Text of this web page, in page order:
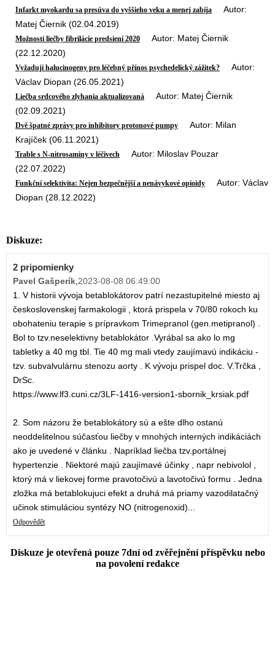
Infarkt myokardu sa presúva do vyššieho veku a menej zabíja Autor:
Matej Čiernik (02.04.2019)
Možnosti liečby fibrilácie predsiení 2020 Autor: Matej Čiernik
(22.12.2020)
Vyžadují halucinogeny pro léčebný přínos psychedelický zážitek? Autor:
Václav Diopan (26.05.2021)
Liečba srdcového zlyhania aktualizovaná Autor: Matej Čiernik
(02.09.2021)
Dvě špatné zprávy pro inhibitory protonové pumpy Autor: Milan
Krajíček (06.11.2021)
Trable s N-nitrosaminy v léčivech Autor: Miloslav Pouzar
(22.07.2022)
Funkční selektivita: Nejen bezpečnější a nenávykové opioidy Autor: Václav
Diopan (28.12.2022)
Diskuze:
2 pripomienky
Pavel Gašperík,2023-08-08 06:49:00
1. V historii vývoja betablokátorov patrí nezastupitelné miesto aj
československej farmakologii , ktorá prispela v 70/80 rokoch ku
obohateniu terapie s prípravkom Trimepranol (gen.metipranol) .
Bol to tzv.neselektivny betablokátor .Vyrábal sa ako lo mg
tabletky a 40 mg tbl. Tie 40 mg mali vtedy zaujímavú indikáciu -
tzv. subvalvulárnu stenozu aorty . K vývoju prispel doc. V.Trčka ,
DrSc.
https://www.lf3.cuni.cz/3LF-1416-version1-sbornik_krsiak.pdf
2. Som názoru že betablokátory sú a ešte dlho ostanú
neoddelitelnou súčasťou liečby v mnohých interných indikáciách
ako je uvedené v článku . Napríklad liečba tzv.portálnej
hypertenzie . Niektoré majú zaujímavé účinky , napr nebivolol ,
ktorý má v liekovej forme pravotočivú a lavotočivú formu . Jedna
zložka má betablokujuci efekt a druhá má priamy vazodilatačný
učinok stimuláciou syntézy NO (nitrogenoxid)...
Odpovědět
Diskuze je otevřená pouze 7dní od zvěřejnění příspěvku nebo
na povolení redakce